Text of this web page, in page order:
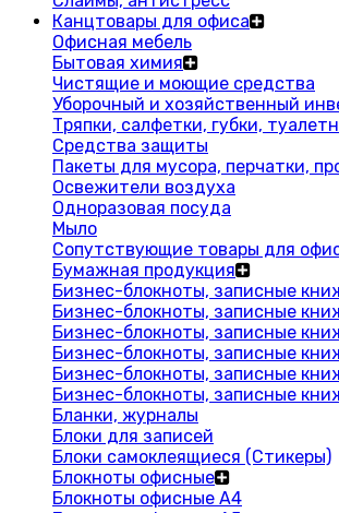
Канцтовары для офиса
Офисная мебель
Бытовая химия
Чистящие и моющие средства
Уборочный и хозяйственный
Тряпки, салфетки, губки,
Средства защиты
Пакеты для мусора, перчатки,
Освежители воздуха
Одноразовая посуда
Мыло
Сопутствующие товары для
Бумажная продукция
Бизнес-блокноты, записные
Бизнес-блокноты, записные
Бизнес-блокноты, записные
Бизнес-блокноты, записные
Бизнес-блокноты, записные
Бизнес-блокноты, записные
Бланки, журналы
Блоки для записей
Блоки самоклеящиеся (Стикеры)
Блокноты офисные
Блокноты офисные A4